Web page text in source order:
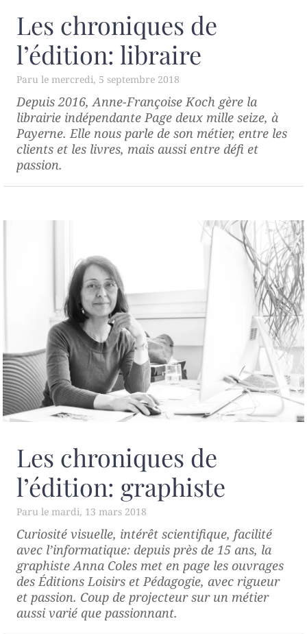
Les chroniques de
l’édition: libraire
mercredi, 5 septembre 2018
Depuis 2016, Anne-Françoise Koch gère la
librairie indépendante Page deux mille seize, à
Payerne. Elle nous parle de son métier, entre les
clients et les livres, mais aussi entre défi et
passion.
Les chroniques de
l’édition: graphiste
mardi, 13 mars 2018
Curiosité visuelle, intérêt scientifique, facilité
avec l’informatique: depuis près de 15 ans, la
graphiste Anna Coles met en page les ouvrages
des Éditions Loisirs et Pédagogie, avec rigueur
et passion. Coup de projecteur sur un métier
aussi varié que passionnant.